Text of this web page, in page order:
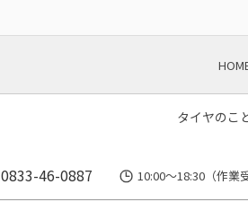
タイヤのこ
0833-46-0887 10:00～18:30（作業